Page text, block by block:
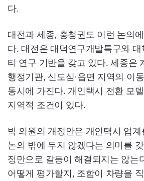
다.
대전과 세종, 충청권도 이런 논의
다. 대전은 대덕연구개발특구와 대
티 연구 기반을 갖고 있다. 세종은
행정기관, 신도심·읍면 지역의 이
동시에 가진다. 개인택시 전환 모
지역적 조건이 있다.
박 의원의 개정안은 개인택시 업
논의 밖에 두지 않겠다는 의미를
정만으로 갈등이 해결되지는 않는
어떻게 평가할지, 조합이 차량을